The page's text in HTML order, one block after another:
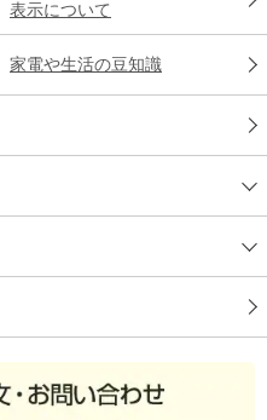
表示について
家電や生活の豆知識